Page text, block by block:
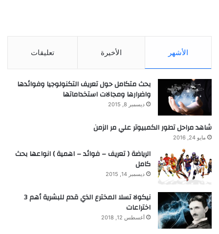
الأشهر الأخيرة تعليقات
بحث متكامل حول تعريف التكنولوجيا وفوائدها
واضرارها ومجالات استخداماتها
ديسمبر 8, 2015
شاهد مراحل تطور الكمبيوتر علي مر الزمن
مايو 24, 2016
الرياضة ( تعريف – فوائد – اهمية ) انواعها بحث
كامل
ديسمبر 14, 2015
نيكولا تسلا المخترع الذي قدم للبشرية أهم 3
اختراعات
أغسطس 12, 2018